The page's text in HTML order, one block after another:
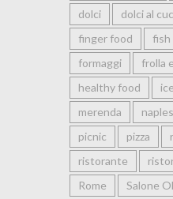
dolci
dolci al
finger food
fish
formaggi
frolla
healthy food
merenda
naples
picnic
pizza
ristorante
Rome
Salone